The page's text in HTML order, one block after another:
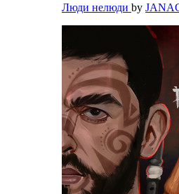
Люди нелюди by